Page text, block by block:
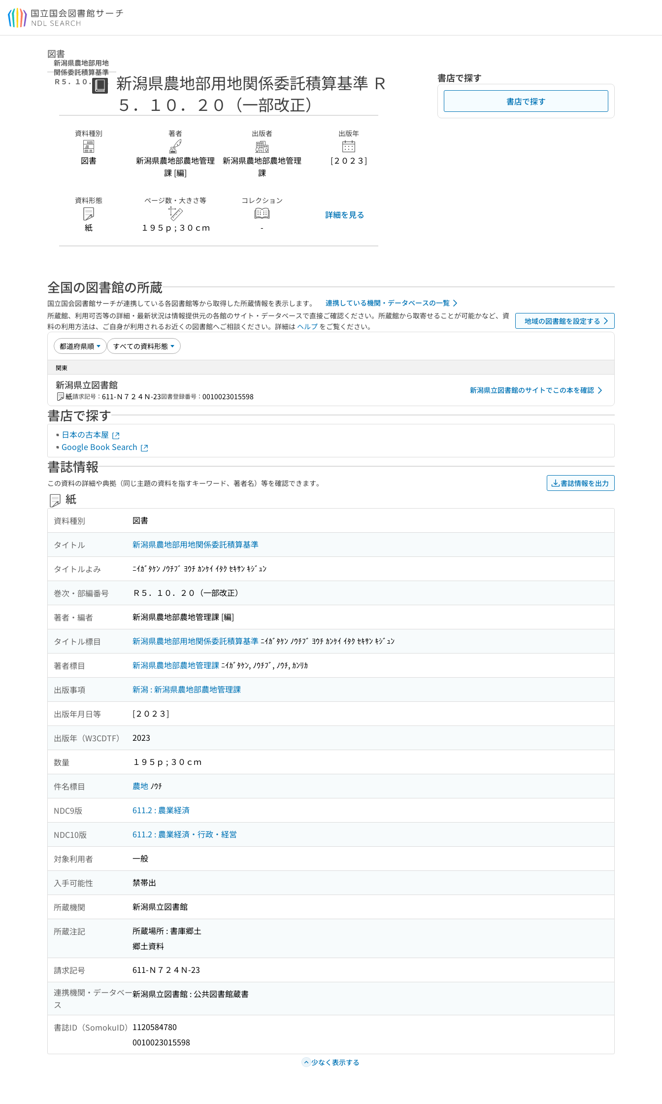
本文へ移動
図書
新潟県農地部用地
関係委託積算基準
Ｒ５．１０．２０
新潟県農地部用地関係委託積算基準 Ｒ
５．１０．２０（一部改正）
資料種別
図書
著者
新潟県農地部農地管理
課 [編]
出版者
新潟県農地部農地管理
課
出版年
[２０２３]
資料形態
紙
ページ数・大きさ等
１９５ｐ ; ３０ｃｍ
コレクション
-
詳細を見る
書店で探す
書店で探す
全国の図書館の所蔵
国立国会図書館サーチが連携している各図書館等から取得した所蔵情報を表示します。
連携している機関・データベースの一覧
所蔵館、利用可否等の詳細・最新状況は情報提供元の各館のサイト・データベースで直接ご確認ください。所蔵館から取寄せることが可能かなど、資
料の利用方法は、ご自身が利用されるお近くの図書館へご相談ください。詳細は ヘルプ をご覧ください。
地域の図書館を設定する
関東
新潟県立図書館
紙請求記号： 611-Ｎ７２４Ｎ-23図書登録番号： 0010023015598
新潟県立図書館のサイトでこの本を確認
書店で探す
日本の古本屋
Google Book Search
書誌情報
この資料の詳細や典拠（同じ主題の資料を指すキーワード、著者名）等を確認できます。 書誌情報を出力
紙
資料種別 図書
タイトル 新潟県農地部用地関係委託積算基準
タイトルよみ ﾆｲｶﾞﾀｹﾝ ﾉｳﾁﾌﾞ ﾖｳﾁ ｶﾝｹｲ ｲﾀｸ ｾｷｻﾝ ｷｼﾞｭﾝ
巻次・部編番号 Ｒ５．１０．２０（一部改正）
著者・編者 新潟県農地部農地管理課 [編]
タイトル標目 新潟県農地部用地関係委託積算基準ﾆｲｶﾞﾀｹﾝ ﾉｳﾁﾌﾞ ﾖｳﾁ ｶﾝｹｲ ｲﾀｸ ｾｷｻﾝ ｷｼﾞｭﾝ
著者標目 新潟県農地部農地管理課ﾆｲｶﾞﾀｹﾝ, ﾉｳﾁﾌﾞ, ﾉｳﾁ, ｶﾝﾘｶ
出版事項 新潟 : 新潟県農地部農地管理課
出版年月日等 [２０２３]
出版年（W3CDTF） 2023
数量 １９５ｐ ; ３０ｃｍ
件名標目 農地 ﾉｳﾁ
NDC9版 611.2 : 農業経済
NDC10版 611.2 : 農業経済・行政・経営
対象利用者 一般
入手可能性 禁帯出
所蔵機関 新潟県立図書館
所蔵注記
所蔵場所 : 書庫郷土
郷土資料
請求記号
611-Ｎ７２４Ｎ-23
連携機関・データベー
ス
新潟県立図書館 : 公共図書館蔵書
書誌ID（SomokuID） 1120584780
0010023015598
少なく表示する